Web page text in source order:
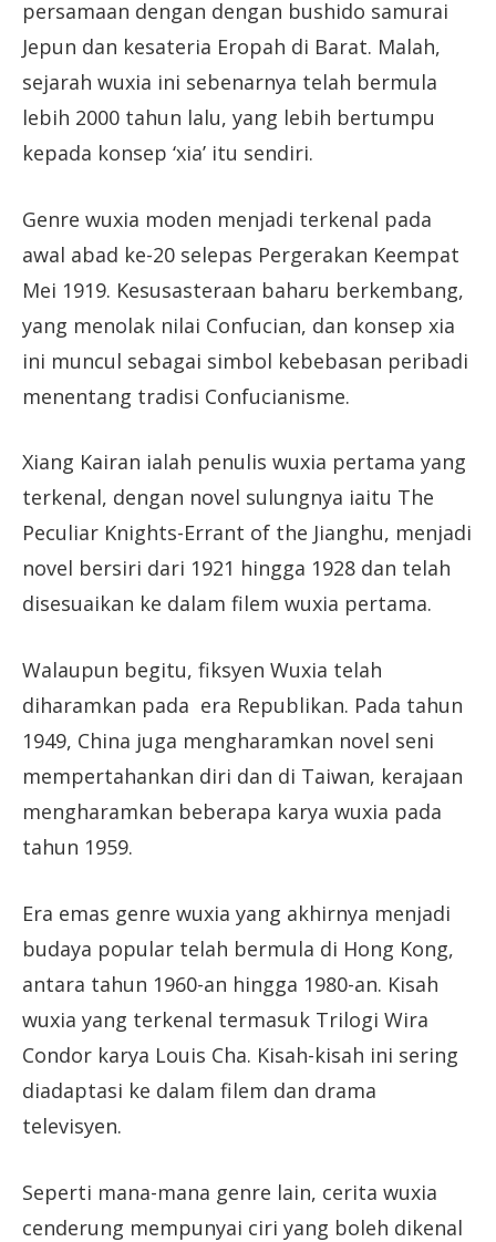
persamaan dengan dengan bushido samurai
Jepun dan kesateria Eropah di Barat. Malah,
sejarah wuxia ini sebenarnya telah bermula
lebih 2000 tahun lalu, yang lebih bertumpu
kepada konsep ‘xia’ itu sendiri.
Genre wuxia moden menjadi terkenal pada
awal abad ke-20 selepas Pergerakan Keempat
Mei 1919. Kesusasteraan baharu berkembang,
yang menolak nilai Confucian, dan konsep xia
ini muncul sebagai simbol kebebasan peribadi
menentang tradisi Confucianisme.
Xiang Kairan ialah penulis wuxia pertama yang
terkenal, dengan novel sulungnya iaitu The
Peculiar Knights-Errant of the Jianghu, menjadi
novel bersiri dari 1921 hingga 1928 dan telah
disesuaikan ke dalam filem wuxia pertama.
Walaupun begitu, fiksyen Wuxia telah
diharamkan pada era Republikan. Pada tahun
1949, China juga mengharamkan novel seni
mempertahankan diri dan di Taiwan, kerajaan
mengharamkan beberapa karya wuxia pada
tahun 1959.
Era emas genre wuxia yang akhirnya menjadi
budaya popular telah bermula di Hong Kong,
antara tahun 1960-an hingga 1980-an. Kisah
wuxia yang terkenal termasuk Trilogi Wira
Condor karya Louis Cha. Kisah-kisah ini sering
diadaptasi ke dalam filem dan drama
televisyen.
Seperti mana-mana genre lain, cerita wuxia
cenderung mempunyai ciri yang boleh dikenal